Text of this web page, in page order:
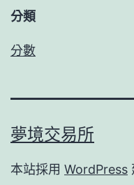
分類
分數
夢境交易所
本站採用 WordPress